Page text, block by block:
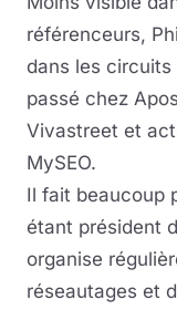
référenceurs,
dans les
passé chez
Vivastreet et
MySEO.
Il fait beaucoup
étant président
organise
réseautages et